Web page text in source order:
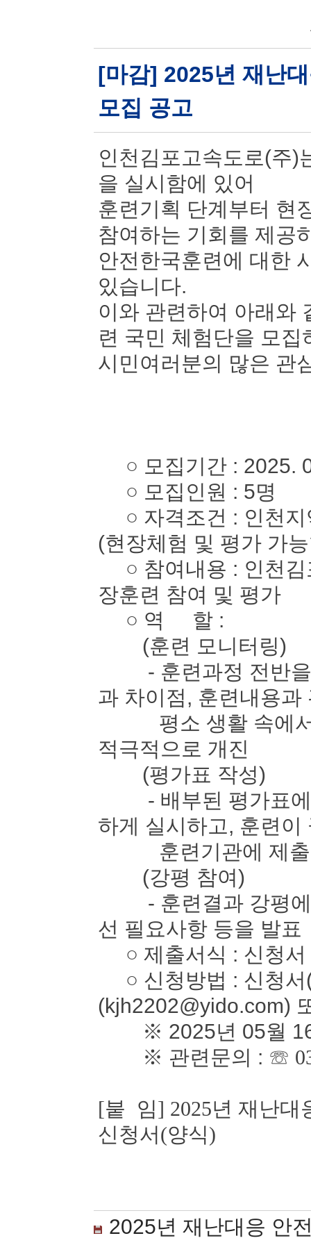
[마감] 2025년 재난
모집 공고
인천김포고속도로(주)
을 실시함에 있어
훈련기획 단계부터 현
참여하는 기회를 제공
안전한국훈련에 대한
있습니다.
이와 관련하여 아래와
련 국민 체험단을 모집
시민여러분의 많은 관
○ 모집기간 : 2025.
○ 모집인원 : 5명
○ 자격조건 : 인천지
(현장체험 및 평가 가
○ 참여내용 : 인천김
장훈련 참여 및 평가
○ 역 할 :
(훈련 모니터링)
- 훈련과정 전반을
과 차이점, 훈련내용과
평소 생활 속에서
적극적으로 개진
(평가표 작성)
- 배부된 평가표에
하게 실시하고, 훈련이
훈련기관에 제출
(강평 참여)
- 훈련결과 강평에
선 필요사항 등을 발표
○ 제출서식 : 신청서
○ 신청방법 : 신청서
(kjh2202@yido.com)
※ 2025년 05월 16
※ 관련문의 : ☏
[붙 임] 2025년 재난대
신청서(양식)
2025년 재난대응 안